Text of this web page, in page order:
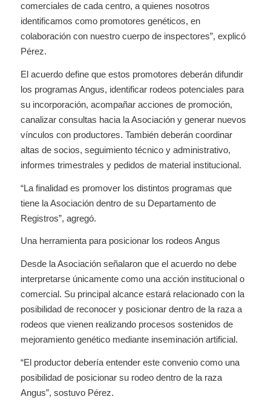
comerciales de cada centro, a quienes nosotros
identificamos como promotores genéticos, en
colaboración con nuestro cuerpo de inspectores”, explicó
Pérez.
El acuerdo define que estos promotores deberán difundir
los programas Angus, identificar rodeos potenciales para
su incorporación, acompañar acciones de promoción,
canalizar consultas hacia la Asociación y generar nuevos
vínculos con productores. También deberán coordinar
altas de socios, seguimiento técnico y administrativo,
informes trimestrales y pedidos de material institucional.
“La finalidad es promover los distintos programas que
tiene la Asociación dentro de su Departamento de
Registros”, agregó.
Una herramienta para posicionar los rodeos Angus
Desde la Asociación señalaron que el acuerdo no debe
interpretarse únicamente como una acción institucional o
comercial. Su principal alcance estará relacionado con la
posibilidad de reconocer y posicionar dentro de la raza a
rodeos que vienen realizando procesos sostenidos de
mejoramiento genético mediante inseminación artificial.
“El productor debería entender este convenio como una
posibilidad de posicionar su rodeo dentro de la raza
Angus”, sostuvo Pérez.